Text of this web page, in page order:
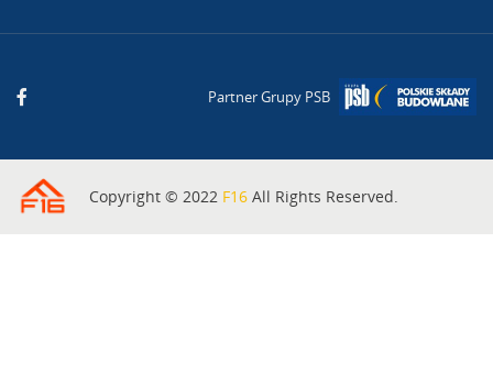
Partner Grupy PSB
Copyright © 2022 F16 All Rights Reserved.